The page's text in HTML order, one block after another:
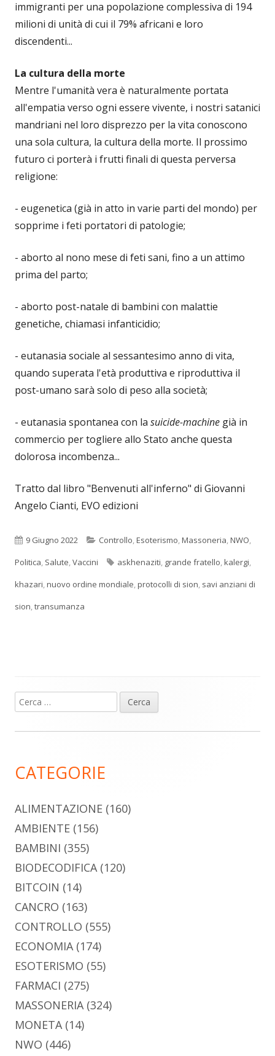
immigranti per una popolazione complessiva di 194
milioni di unità di cui il 79% africani e loro
discendenti...
La cultura della morte
Mentre l'umanità vera è naturalmente portata
all'empatia verso ogni essere vivente, i nostri satanici
mandriani nel loro disprezzo per la vita conoscono
una sola cultura, la cultura della morte. Il prossimo
futuro ci porterà i frutti finali di questa perversa
religione:
- eugenetica (già in atto in varie parti del mondo) per
sopprime i feti portatori di patologie;
- aborto al nono mese di feti sani, fino a un attimo
prima del parto;
- aborto post-natale di bambini con malattie
genetiche, chiamasi infanticidio;
- eutanasia sociale al sessantesimo anno di vita,
quando superata l'età produttiva e riproduttiva il
post-umano sarà solo di peso alla società;
- eutanasia spontanea con la suicide-machine già in
commercio per togliere allo Stato anche questa
dolorosa incombenza...
Tratto dal libro "Benvenuti all'inferno" di Giovanni
Angelo Cianti, EVO edizioni
Pubblicato
9 Giugno 2022 Categorie
Controllo,Esoterismo,Massoneria,NWO,
Politica, Salute,Vaccini Tag
askhenaziti, grande fratello,kalergi,
khazari,nuovo ordine mondiale,protocolli di sion, savi anziani di
sion,transumanza
Barra
laterale
Ricerca
per:
CATEGORIE
ALIMENTAZIONE (160)
AMBIENTE (156)
BAMBINI (355)
BIODECODIFICA(120)
BITCOIN (14)
CANCRO (163)
CONTROLLO (555)
ECONOMIA(174)
ESOTERISMO (55)
FARMACI (275)
MASSONERIA(324)
MONETA(14)
NWO (446)